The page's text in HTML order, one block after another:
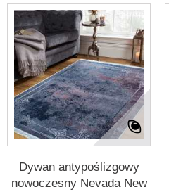
Dywan antypoślizgowy
nowoczesny Nevada New